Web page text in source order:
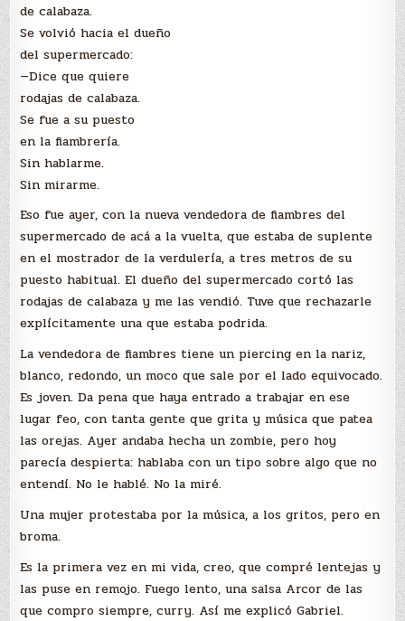
de calabaza.
Se volvió hacia el dueño
del supermercado:
—Dice que quiere
rodajas de calabaza.
Se fue a su puesto
en la fiambrería.
Sin hablarme.
Sin mirarme.
Eso fue ayer, con la nueva vendedora de fiambres del
supermercado de acá a la vuelta, que estaba de suplente
en el mostrador de la verdulería, a tres metros de su
puesto habitual. El dueño del supermercado cortó las
rodajas de calabaza y me las vendió. Tuve que rechazarle
explícitamente una que estaba podrida.
La vendedora de fiambres tiene un piercing en la nariz,
blanco, redondo, un moco que sale por el lado equivocado.
Es joven. Da pena que haya entrado a trabajar en ese
lugar feo, con tanta gente que grita y música que patea
las orejas. Ayer andaba hecha un zombie, pero hoy
parecía despierta: hablaba con un tipo sobre algo que no
entendí. No le hablé. No la miré.
Una mujer protestaba por la música, a los gritos, pero en
broma.
Es la primera vez en mi vida, creo, que compré lentejas y
las puse en remojo. Fuego lento, una salsa Arcor de las
que compro siempre, curry. Así me explicó Gabriel.